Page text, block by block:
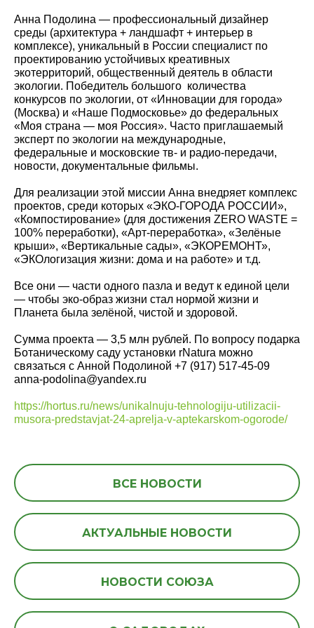
Анна Подолина — профессиональный дизайнер
среды (архитектура + ландшафт + интерьер в
комплексе), уникальный в России специалист по
проектированию устойчивых креативных
экотерриторий, общественный деятель в области
экологии. Победитель большого количества
конкурсов по экологии, от «Инновации для города»
(Москва) и «Наше Подмосковье» до федеральных
«Моя страна — моя Россия». Часто приглашаемый
эксперт по экологии на международные,
федеральные и московские тв- и радио-передачи,
новости, документальные фильмы.
Для реализации этой миссии Анна внедряет комплекс
проектов, среди которых «ЭКО-ГОРОДА РОССИИ»,
«Компостирование» (для достижения ZERO WASTE =
100% переработки), «Арт-переработка», «Зелёные
крыши», «Вертикальные сады», «ЭКОРЕМОНТ»,
«ЭКОлогизация жизни: дома и на работе» и т.д.
Все они — части одного пазла и ведут к единой цели
— чтобы эко-образ жизни стал нормой жизни и
Планета была зелёной, чистой и здоровой.
Сумма проекта — 3,5 млн рублей. По вопросу подарка
Ботаническому саду установки rNatura можно
связаться с Анной Подолиной +7 (917) 517-45-09
anna-podolina@yandex.ru
https://hortus.ru/news/unikalnuju-tehnologiju-utilizacii-
musora-predstavjat-24-aprelja-v-aptekarskom-ogorode/
ВСЕ НОВОСТИ
АКТУАЛЬНЫЕ НОВОСТИ
НОВОСТИ СОЮЗА